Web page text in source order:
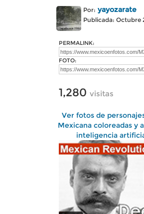
Por: yayozarate
Publicada: Octubre
PERMALINK:
FOTO:
1,280 visitas
Ver fotos de
Mexicana coloreadas y
inteligencia